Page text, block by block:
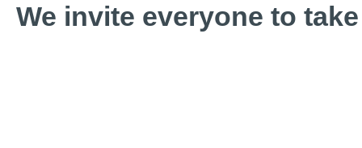
We invite everyone to